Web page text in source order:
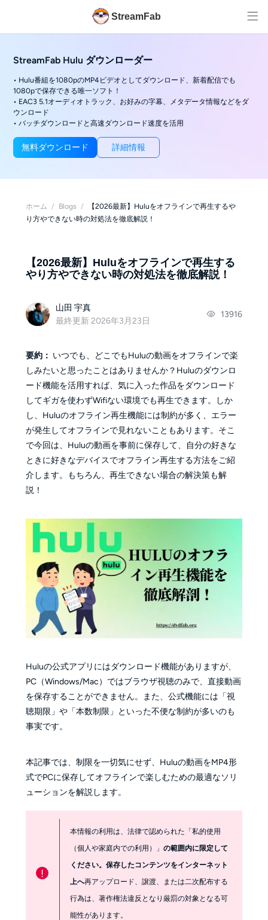
StreamFab
StreamFab Hulu ダウンローダー
• Hulu番組を1080pのMP4ビデオとしてダウンロード、新着配信でも
1080pで保存できる唯一ソフト！
• EAC3 5.1オーディオトラック、お好みの字幕、メタデータ情報などをダ
ウンロード
• バッチダウンロードと高速ダウンロード速度を活用
無料ダウンロード 詳細情報
ホーム / Blogs /
【2026最新】Huluをオフラインで再生するや
り方やできない時の対処法を徹底解説！
【2026最新】Huluをオフラインで再生する
やり方やできない時の対処法を徹底解説！
山田 宇真
最終更新 2026年3月23日
13916
要約： いつでも、どこでもHuluの動画をオフラインで楽
しみたいと思ったことはありませんか？Huluのダウンロ
ード機能を活用すれば、気に入った作品をダウンロード
してギガを使わずWifiない環境でも再生できます。しか
し、Huluのオフライン再生機能には制約が多く、エラー
が発生してオフラインで見れないこともあります。そこ
で今回は、Huluの動画を事前に保存して、自分の好きな
ときに好きなデバイスでオフライン再生する方法をご紹
介します。もちろん、再生できない場合の解決策も解
説！
Huluの公式アプリにはダウンロード機能がありますが、
PC（Windows/Mac）ではブラウザ視聴のみで、直接動画
を保存することができません。また、公式機能には「視
聴期限」や「本数制限」といった不便な制約が多いのも
事実です。
本記事では、制限を一切気にせず、Huluの動画をMP4形
式でPCに保存してオフラインで楽しむための最適なソリ
ューションを解説します。
!
本情報の利用は、法律で認められた「私的使用
（個人や家庭内での利用）」の範囲内に限定して
ください。保存したコンテンツをインターネット
上へ再アップロード、譲渡、または二次配布する
行為は、著作権法違反となり厳罰の対象となる可
能性があります。